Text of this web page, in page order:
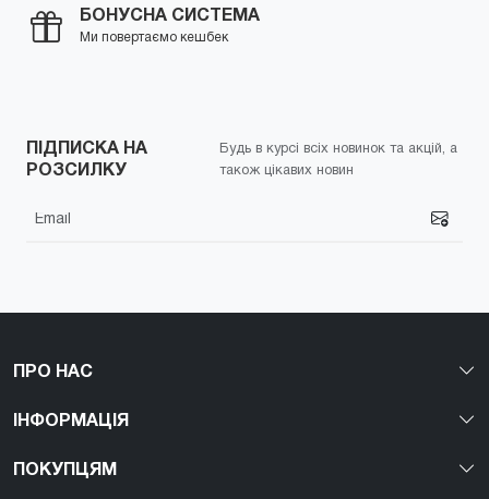
БОНУСНА СИСТЕМА
Ми повертаємо кешбек
ПІДПИСКА НА
РОЗСИЛКУ
Будь в курсі всіх новинок та акцій, а
також цікавих новин
ПРО НАС
ІНФОРМАЦІЯ
ПОКУПЦЯМ